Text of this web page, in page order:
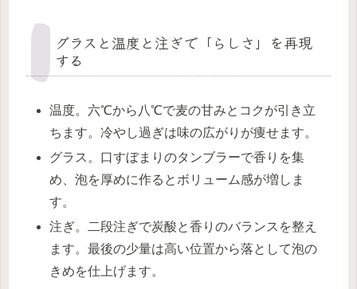
グラスと温度と注ぎで「らしさ」を再現
する
温度。六℃から八℃で麦の甘みとコクが引き立
ちます。冷やし過ぎは味の広がりが痩せます。
グラス。口すぼまりのタンブラーで香りを集
め、泡を厚めに作るとボリューム感が増しま
す。
注ぎ。二段注ぎで炭酸と香りのバランスを整え
ます。最後の少量は高い位置から落として泡の
きめを仕上げます。